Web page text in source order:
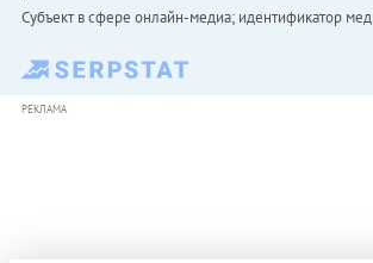
Субъект в сфере онлайн-медиа; идентификатор
РЕКЛАМА